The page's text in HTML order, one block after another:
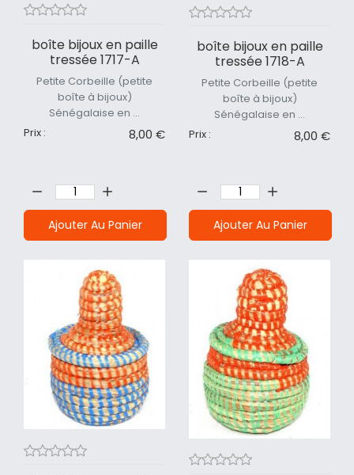
boîte bijoux en paille
tressée 1717-A
Petite Corbeille (petite
boîte à bijoux)
Sénégalaise en ...
Prix :
8,00 €
Ajouter Au Panier
boîte bijoux en paille
tressée 1718-A
Petite Corbeille (petite
boîte à bijoux)
Sénégalaise en ...
Prix :
8,00 €
Ajouter Au Panier